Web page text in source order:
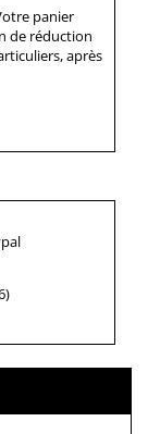
panier
de réduction
après